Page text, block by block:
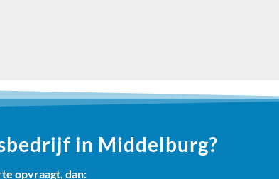
in Middelburg?
opvraagt, dan: